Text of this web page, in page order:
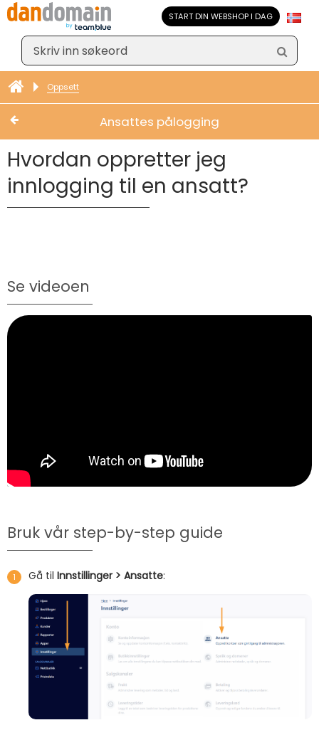
START DIN WEBSHOP I DAG
Oppsett
Ansattes pålogging
Hvordan oppretter jeg
innlogging til en ansatt?
Se videoen
Bruk vår step-by-step guide
Gå til Innstillinger > Ansatte: